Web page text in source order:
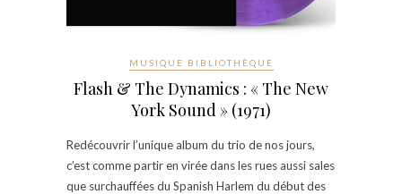
MUSIQUE BIBLIOTHÈQUE
Flash & The Dynamics : « The New
York Sound » (1971)
Redécouvrir l’unique album du trio de nos jours,
c’est comme partir en virée dans les rues aussi sales
que surchauffées du Spanish Harlem du début des